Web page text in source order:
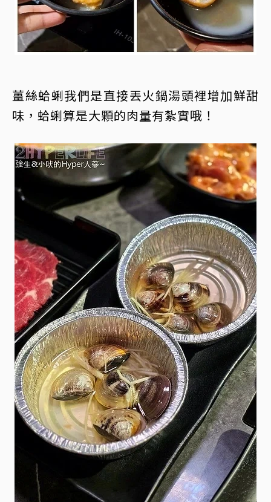
薑絲蛤蜊我們是直接丟火鍋湯頭裡增加鮮甜
味，蛤蜊算是大顆的肉量有紮實哦！